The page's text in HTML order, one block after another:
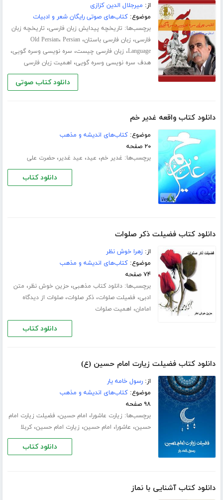
از: میرجلال الدین کزازی
موضوع:کتاب‌های صوتی رایگان شعر و ادبیات
برچسب‌ها: تاریخچه پیدایش زبان فارسی، تاریخچه زبان
فارسی، زبان فارسی باستان، Old Persian، Persian
Language، زبان فارسی چیست، سره نویسی وسره گویی،
هدف سره نویسی وسره گویی، اهمیت زبان فارسی
دانلود کتاب صوتی
دانلود کتاب واقعه غدیر خم
موضوع:کتاب‌های اندیشه و مذهب
۲۰ صفحه
برچسب‌ها: غدیر خم، عید، عید غدیر،حضرت علی
دانلود کتاب
دانلود کتاب فضیلت ذکر صلوات
از:زهرا خوش نظر
موضوع:کتاب‌های اندیشه و مذهب
۷۴ صفحه
برچسب‌ها:دانلود کتاب مذهبی،حزین خوش نظر، متن
ادبی، فضیلت صلوات،ذکر صلوات،صلوات از دیدگاه
امامان، اهمیت صلوات
دانلود کتاب
دانلود کتاب فضیلت زیارت امام حسین (ع)
از:رسول خامه یار
موضوع:کتاب‌های اندیشه و مذهب
۹۸ صفحه
برچسب‌ها: زیارت عاشورا، امام حسین، فضیلت زیارت امام
حسین، عاشورا، امام حسین، زیارت امام حسین،کربلا
دانلود کتاب
دانلود کتاب آشنایی با نماز